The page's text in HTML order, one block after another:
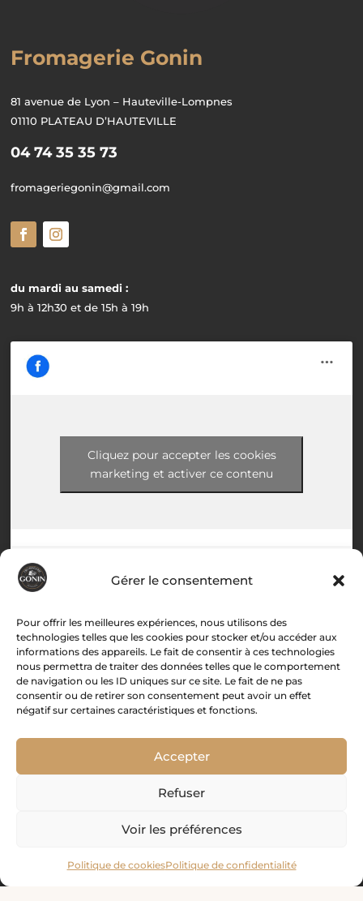
Gérer le consentement
Pour offrir les meilleures expériences, nous utilisons des
technologies telles que les cookies pour stocker et/ou accéder aux
informations des appareils. Le fait de consentir à ces technologies
nous permettra de traiter des données telles que le comportement
de navigation ou les ID uniques sur ce site. Le fait de ne pas
consentir ou de retirer son consentement peut avoir un effet
négatif sur certaines caractéristiques et fonctions.
Accepter
Refuser
Voir les préférences
Politique de cookiesPolitique de confidentialité
Fromagerie Gonin
81 avenue de Lyon – Hauteville-Lompnes
01110 PLATEAU D’HAUTEVILLE
04 74 35 35 73
fromageriegonin@gmail.com
du mardi au samedi :
9h à 12h30 et de 15h à 19h
Cliquez pour accepter les cookies
marketing et activer ce contenu
Menu
Accueil
Histoire
Boutique
Recettes
Associations